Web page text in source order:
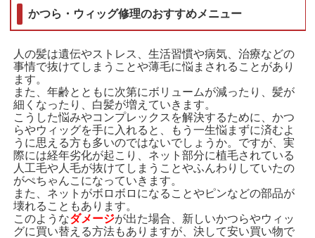
かつら・ウィッグ修理のおすすめメニュー
人の髪は遺伝やストレス、生活習慣や病気、治療などの
事情で抜けてしまうことや薄毛に悩まされることがあり
ます。
また、年齢とともに次第にボリュームが減ったり、髪が
細くなったり、白髪が増えていきます。
こうした悩みやコンプレックスを解決するために、かつ
らやウィッグを手に入れると、もう一生悩まずに済むよ
うに思える方も多いのではないでしょうか。ですが、実
際には経年劣化が起こり、ネット部分に植毛されている
人工毛や人毛が抜けてしまうことやふんわりしていたの
がぺちゃんこになっていきます。
また、ネットがボロボロになることやピンなどの部品が
壊れることもあります。
このようなダメージが出た場合、新しいかつらやウィッ
グに買い替える方法もありますが、決して安い買い物で